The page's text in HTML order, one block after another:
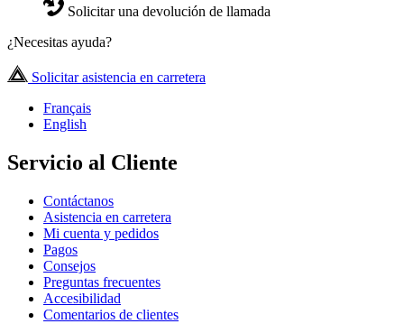
Solicitar una devolución de llamada
¿Necesitas ayuda?
Solicitar asistencia en carretera
Français
English
Servicio al Cliente
Contáctanos
Asistencia en carretera
Mi cuenta y pedidos
Pagos
Consejos
Preguntas frecuentes
Accesibilidad
Comentarios de clientes